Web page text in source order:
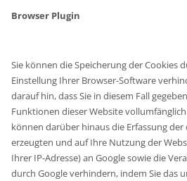
Browser Plugin
Sie können die Speicherung der Cookies
Einstellung Ihrer Browser-Software
darauf hin, dass Sie in diesem Fall
Funktionen dieser Website
können darüber hinaus die Erfassung
erzeugten und auf Ihre Nutzung der
Ihrer IP-Adresse) an Google sowie die
durch Google verhindern, indem Sie das